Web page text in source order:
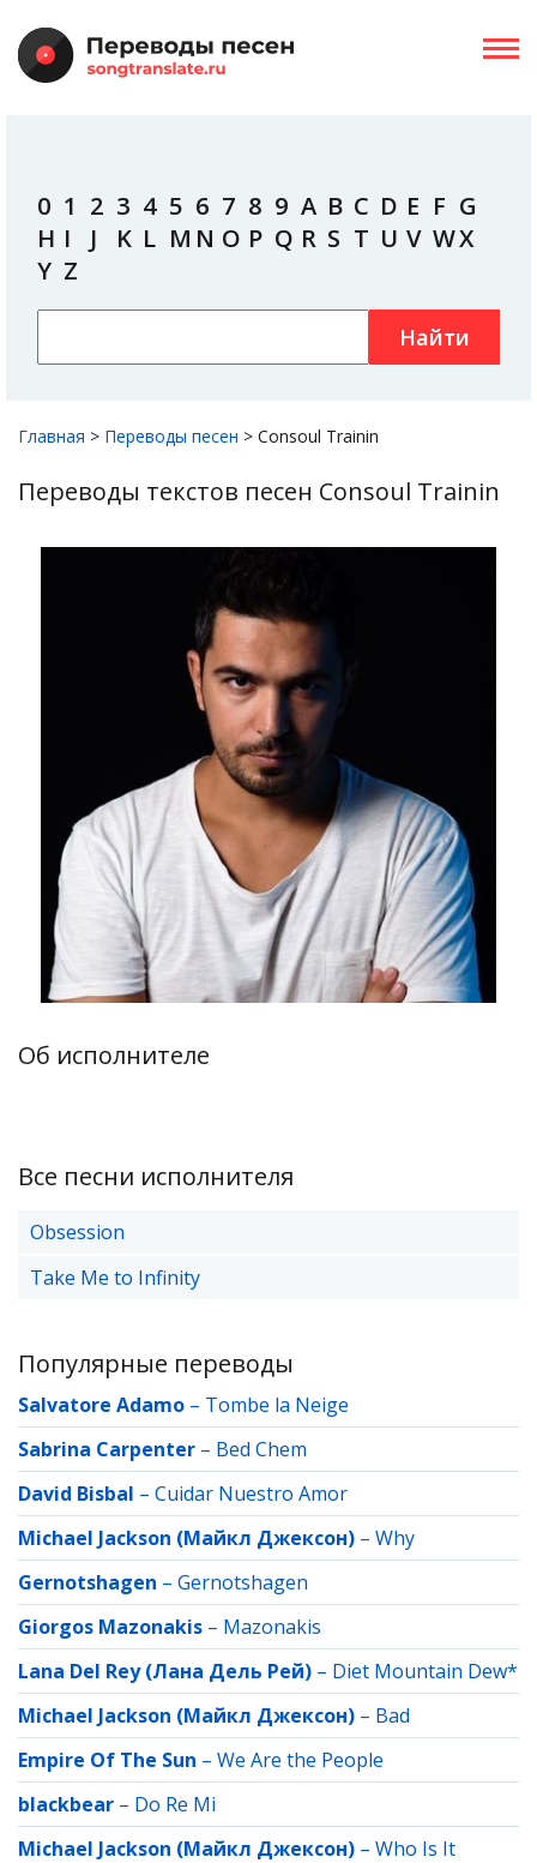
0 1 2 3 4 5 6 7 8 9 A B C D E F G
H I J K L M N O P Q R S T U V WX
Y Z
Найти
Главная > Переводы песен > Consoul Trainin
Переводы текстов песен Consoul Trainin
Об исполнителе
Все песни исполнителя
Obsession
Take Me to Infinity
Популярные переводы
Salvatore Adamo – Tombe la Neige
Sabrina Carpenter – Bed Chem
David Bisbal – Cuidar Nuestro Amor
Michael Jackson (Майкл Джексон) – Why
Gernotshagen – Gernotshagen
Giorgos Mazonakis – Mazonakis
Lana Del Rey (Лана Дель Рей) – Diet Mountain Dew*
Michael Jackson (Майкл Джексон) – Bad
Empire Of The Sun – We Are the People
blackbear – Do Re Mi
Michael Jackson (Майкл Джексон) – Who Is It